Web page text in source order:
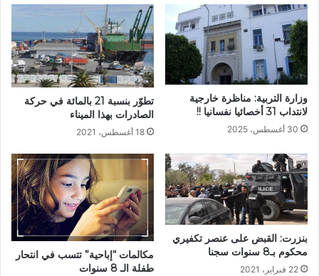
وزارة التربية: مناظرة خارجية
لانتداب 31 أخصائيا نفسانيا !!
30 أغسطس، 2025
تطوّر بنسبة 21 بالمائة في حركة
الصادرات بهذا الميناء
18 أغسطس، 2021
بنزرت: القبض على عنصر تكفيري
محكوم بـ8 سنوات سجنا
22 فبراير، 2021
مكالمات “إباحية” تتسب في انتحار
طفلة الـ 8 سنوات